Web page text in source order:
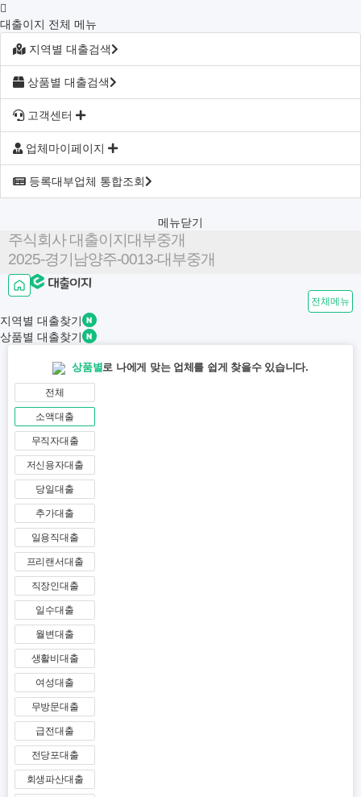
대출이지 전체 메뉴
지역별 대출검색
상품별 대출검색
고객센터
업체마이페이지
등록대부업체 통합조회
메뉴닫기
주식회사 대출이지대부중개
2025-경기남양주-0013-대부중개
전체메뉴
지역별 대출찾기
상품별 대출찾기
상품별로 나에게 맞는 업체를 쉽게 찾을수 있습니다.
전체
소액대출
무직자대출
저신용자대출
당일대출
추가대출
일용직대출
프리랜서대출
직장인대출
일수대출
월변대출
생활비대출
여성대출
무방문대출
급전대출
전당포대출
회생파산대출